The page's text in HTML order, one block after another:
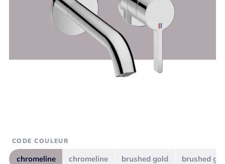
CODE COULEUR
chromeline chromeline brushed gold brushed